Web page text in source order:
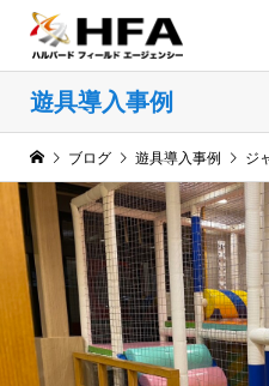
遊具導入事例
ブログ 遊具導入事例 ジャ